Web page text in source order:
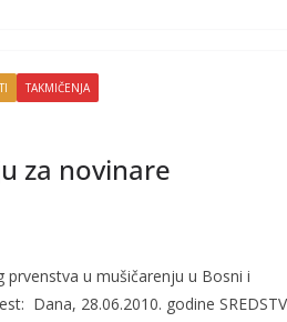
TAKMIČENJA
za novinare
u mušičarenju u Bosni i
Dana, 28.06.2010. godine